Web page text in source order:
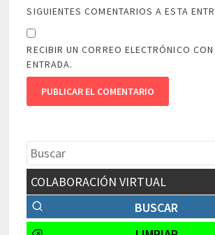
SIGUIENTES COMENTARIOS A ESTA
RECIBIR UN CORREO ELECTRÓNICO
ENTRADA.
COLABORACIÓN VIRTUAL